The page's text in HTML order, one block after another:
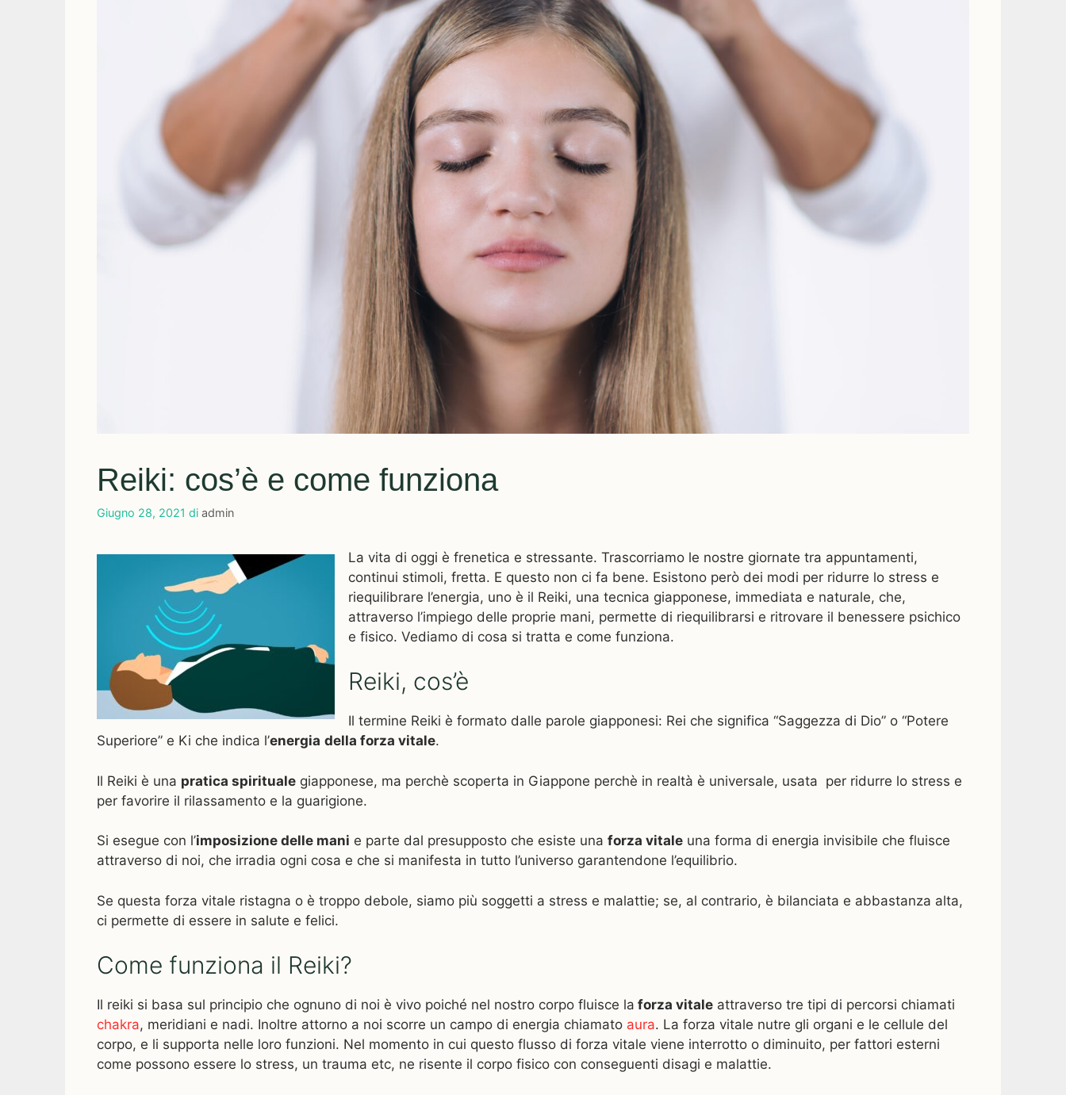
Reiki: cos’è e come funziona
Giugno 28, 2021 di admin
La vita di oggi è frenetica e stressante. Trascorriamo le nostre giornate tra appuntamenti,
continui stimoli, fretta. E questo non ci fa bene. Esistono però dei modi per ridurre lo stress e
riequilibrare l’energia, uno è il Reiki, una tecnica giapponese, immediata e naturale, che,
attraverso l’impiego delle proprie mani, permette di riequilibrarsi e ritrovare il benessere psichico
e fisico. Vediamo di cosa si tratta e come funziona.
Reiki, cos’è
Il termine Reiki è formato dalle parole giapponesi: Rei che significa “Saggezza di Dio” o “Potere
Superiore” e Ki che indica l’energia della forza vitale.
Il Reiki è una pratica spirituale giapponese, ma perchè scoperta in Giappone perchè in realtà è universale, usata per ridurre lo stress e
per favorire il rilassamento e la guarigione.
Si esegue con l’imposizione delle mani e parte dal presupposto che esiste una forza vitale una forma di energia invisibile che fluisce
attraverso di noi, che irradia ogni cosa e che si manifesta in tutto l’universo garantendone l’equilibrio.
Se questa forza vitale ristagna o è troppo debole, siamo più soggetti a stress e malattie; se, al contrario, è bilanciata e abbastanza alta,
ci permette di essere in salute e felici.
Come funziona il Reiki?
Il reiki si basa sul principio che ognuno di noi è vivo poiché nel nostro corpo fluisce la forza vitale attraverso tre tipi di percorsi chiamati
chakra, meridiani e nadi. Inoltre attorno a noi scorre un campo di energia chiamato aura. La forza vitale nutre gli organi e le cellule del
corpo, e li supporta nelle loro funzioni. Nel momento in cui questo flusso di forza vitale viene interrotto o diminuito, per fattori esterni
come possono essere lo stress, un trauma etc, ne risente il corpo fisico con conseguenti disagi e malattie.